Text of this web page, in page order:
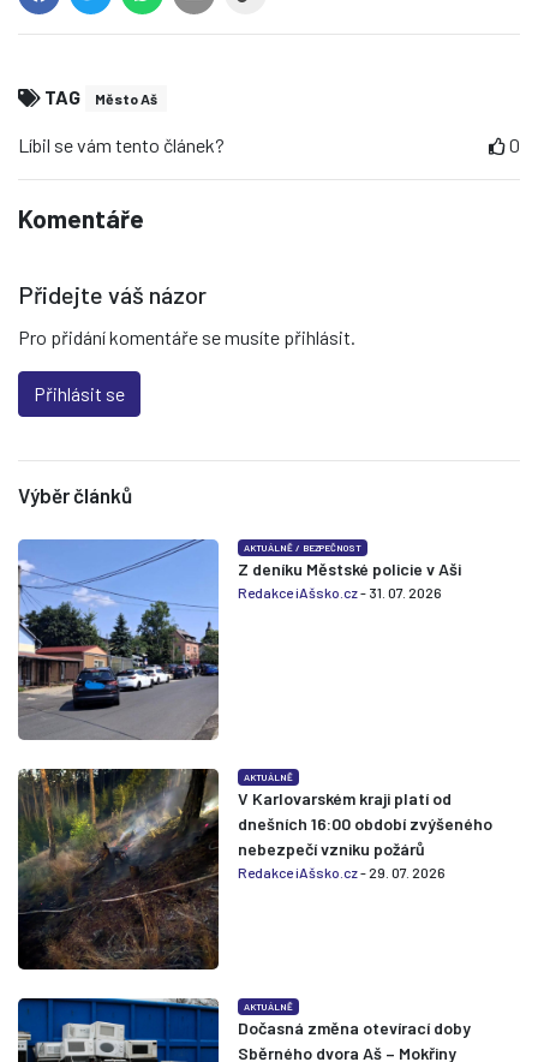
TAG Město Aš
Líbil se vám tento článek? 0
Komentáře
Přidejte váš názor
Pro přidání komentáře se musíte přihlásit.
Přihlásit se
Výběr článků
AKTUÁLNĚ / BEZPEČNOST
Z deníku Městské policie v Aši
Redakce iAšsko.cz- 31. 07. 2026
AKTUÁLNĚ
V Karlovarském kraji platí od
dnešních 16:00 období zvýšeného
nebezpečí vzniku požárů
Redakce iAšsko.cz- 29. 07. 2026
AKTUÁLNĚ
Dočasná změna otevírací doby
Sběrného dvora Aš – Mokřiny